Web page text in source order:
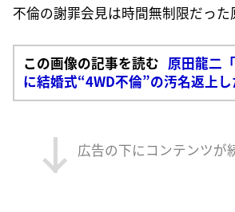
不倫の謝罪会見は時間無制限だった
この画像の記事を読む 原田龍二
に結婚式“4WD不倫”の汚名返上
広告の下にコンテンツが